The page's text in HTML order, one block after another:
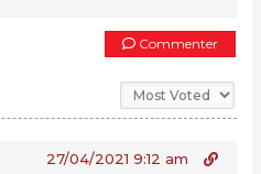
Commenter
27/04/2021 9:12 am